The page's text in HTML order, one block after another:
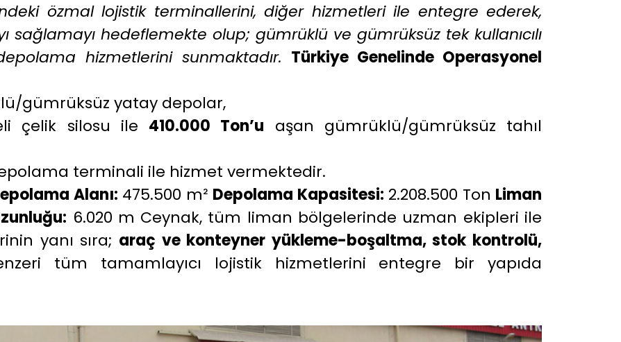
özmal lojistik terminallerini, diğer hizmetleri ile entegre ederek,
sağlamayı hedeflemekte olup; gümrüklü ve gümrüksüz tek kullanıcılı
hizmetlerini sunmaktadır. Türkiye Genelinde Operasyonel
gümrüksüz yatay depolar,
çelik silosu ile 410.000 Ton’u aşan gümrüklü/gümrüksüz tahıl
terminali ile hizmet vermektedir.
Alanı: 475.500 m² Depolama Kapasitesi: 2.208.500 Ton Liman
6.020 m Ceynak, tüm liman bölgelerinde uzman ekipleri ile
yanı sıra; araç ve konteyner yükleme-boşaltma, stok kontrolü,
tüm tamamlayıcı lojistik hizmetlerini entegre bir yapıda